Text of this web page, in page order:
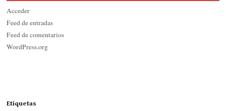
Acceder
Feed de entradas
Feed de comentarios
WordPress.org
Etiquetas